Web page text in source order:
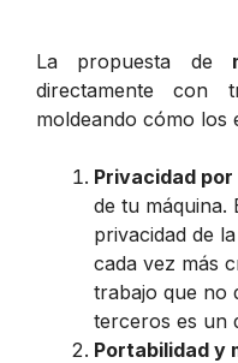
La propuesta de
directamente con
moldeando cómo los
Privacidad
de tu máquina.
privacidad de
cada vez más
trabajo que no
terceros es un
Portabilidad y